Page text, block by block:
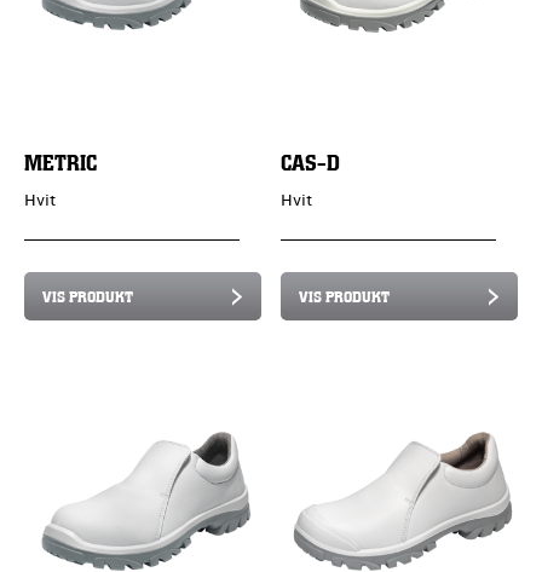
METRIC
Hvit
VIS PRODUKT
CAS-D
Hvit
VIS PRODUKT